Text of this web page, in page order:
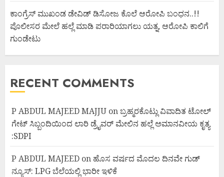
ಕಾಂಗ್ರೆಸ್ ಮುಖಂಡ ಡೇವಿಡ್ ಡಿಸೋಜ ಕೊಲೆ ಆರೋಪಿ ಬಂಧನ..!!
ಪೊಲೀಸರ ಮೇಲೆ ಹಲ್ಲೆ ಮಾಡಿ ಪರಾರಿಯಾಗಲು ಯತ್ನ, ಆರೋಪಿ ಕಾಲಿಗೆ
ಗುಂಡೇಟು
RECENT COMMENTS
P ABDUL MAJEED MAJJU onಬ್ರಹ್ಮರಕೊಟ್ಲು ವಿವಾದಿತ ಟೋಲ್
ಗೇಟ್ ಸಿಬ್ಬಂದಿಯಿಂದ ಲಾರಿ ಡ್ರೈವರ್ ಮೇಲಿನ ಹಲ್ಲೆ ಅಮಾನವೀಯ ಕೃತ್ಯ
:SDPI
P ABDUL MAJEED on ಹೊಸ ವರ್ಷದ ಮೊದಲ ದಿನವೇ ಗುಡ್
ನ್ಯೂಸ್: LPG ಬೆಲೆಯಲ್ಲಿ ಭಾರೀ ಇಳಿಕೆ